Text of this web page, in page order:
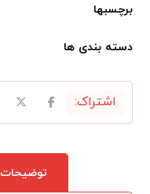
برچسبها
دسته بندی ها
توضیحات